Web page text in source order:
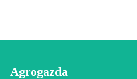
Agrogazda